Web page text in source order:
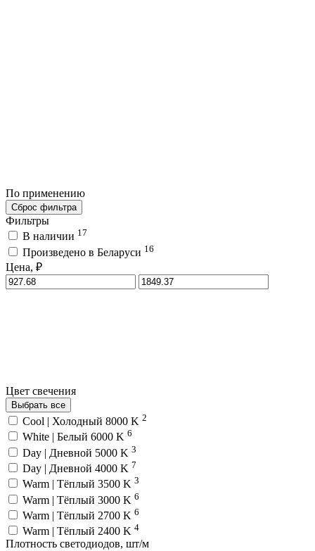
По применению
Сброс фильтра
Фильтры
В наличии 17
Произведено в Беларуси 16
Цена, ₽
Цвет свечения
Выбрать все
Cool | Холодный 8000 K 2
White | Белый 6000 K 6
Day | Дневной 5000 K 3
Day | Дневной 4000 K 7
Warm | Тёплый 3500 K 3
Warm | Тёплый 3000 K 6
Warm | Тёплый 2700 K 6
Warm | Тёплый 2400 K 4
Плотность светодиодов, шт/м